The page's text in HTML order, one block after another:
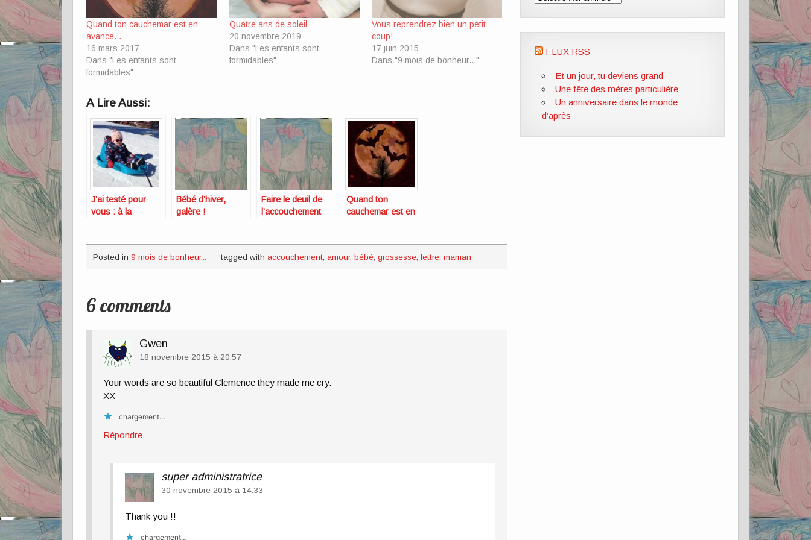
Quand ton cauchemar est en
avance…
16 mars 2017
Dans "Les enfants sont
formidables"
Quatre ans de soleil
20 novembre 2019
Dans "Les enfants sont
formidables"
Vous reprendrez bien un petit
coup!
17 juin 2015
Dans "9 mois de bonheur..."
A Lire Aussi:
J’ai testé pour
vous : à la
Bébé d’hiver,
galère !
Faire le deuil de
l’accouchement
Quand ton
cauchemar est en
Posted in 9 mois de bonheur... tagged withaccouchement ,amour,bébé ,grossesse ,lettre ,maman
6 comments
Gwen
18 novembre 2015 à 20:57
Your words are so beautiful Clemence they made me cry.
XX
chargement…
Répondre
super administratrice
30 novembre 2015 à 14:33
Thank you !!
chargement…
FLUX RSS
Et un jour, tu deviens grand
Une fête des mères particulière
Un anniversaire dans le monde
d’après